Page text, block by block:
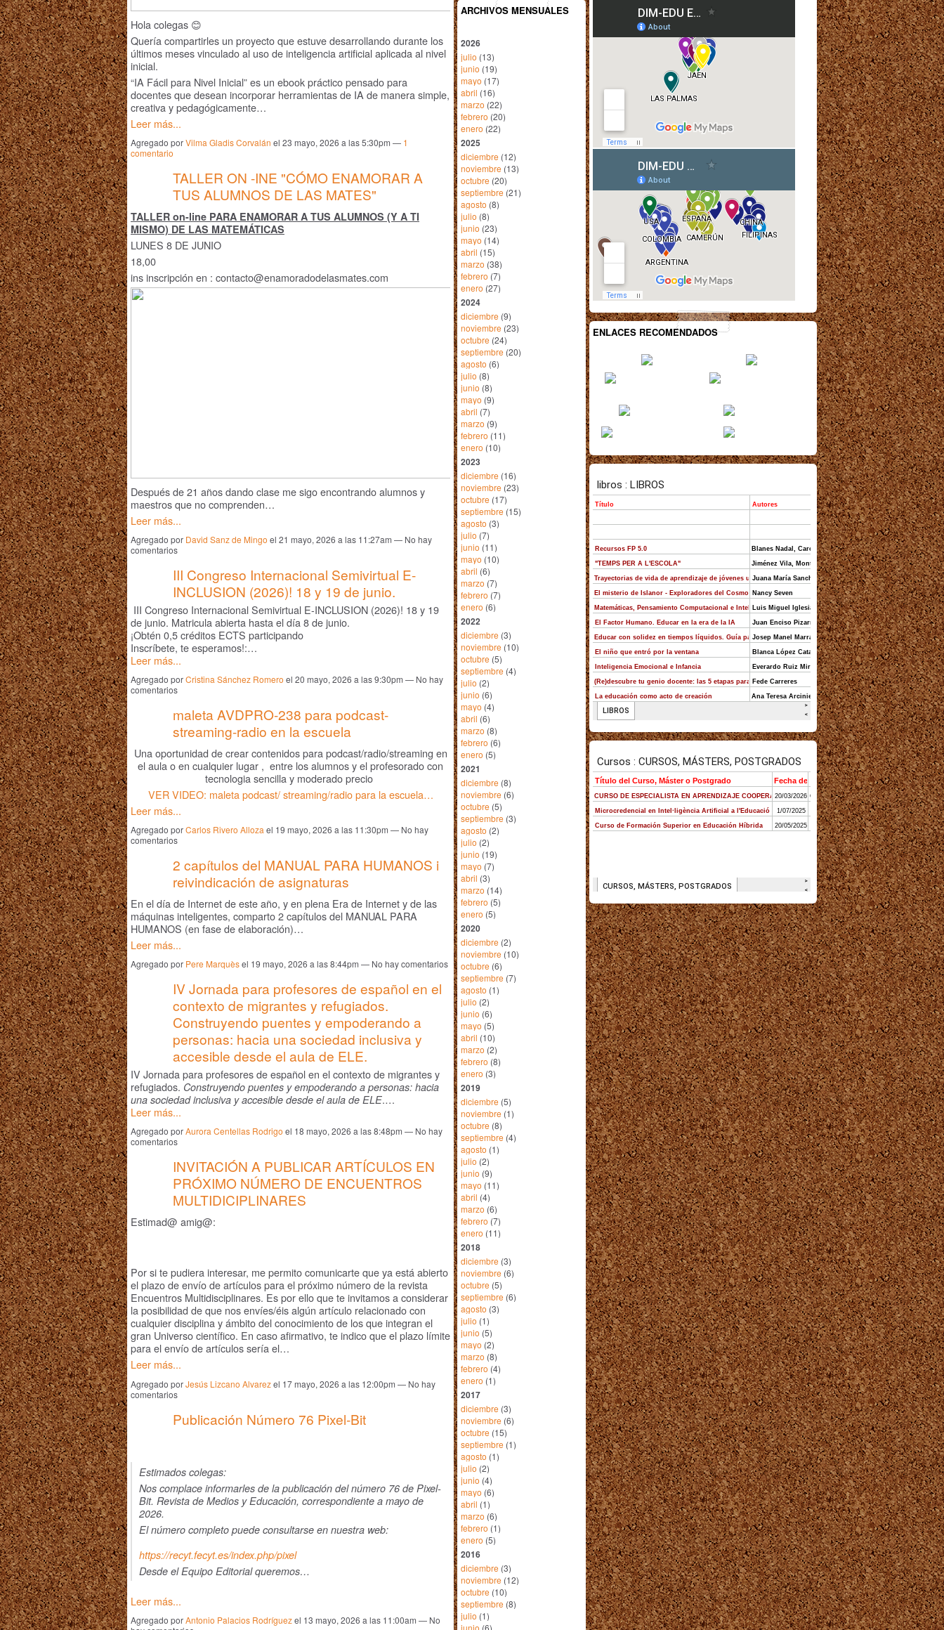
Hola colegas 😊
Quería compartirles un proyecto que estuve desarrollando durante los
últimos meses vinculado al uso de inteligencia artificial aplicada al nivel
inicial.
“IA Fácil para Nivel Inicial” es un ebook práctico pensado para
docentes que desean incorporar herramientas de IA de manera simple,
creativa y pedagógicamente…
Leer más...
Agregado porVilma Gladis Corvalán el 23 mayo, 2026 a las 5:30pm — 1
comentario
TALLER ON -INE "CÓMO ENAMORAR A
TUS ALUMNOS DE LAS MATES"
TALLER on-line PARA ENAMORAR A TUS ALUMNOS (Y A TI
MISMO) DE LAS MATEMÁTICAS
LUNES 8 DE JUNIO
18,00
insinscripción en : contacto@enamoradodelasmates.com
Después de 21 años dando clase me sigo encontrando alumnos y
maestros que no comprenden…
Leer más...
Agregado por David Sanz de Mingo el 21 mayo, 2026 a las 11:27am — No hay
comentarios
III Congreso Internacional Semivirtual E-
INCLUSION (2026)! 18 y 19 de junio.
III Congreso Internacional Semivirtual E-INCLUSION (2026)! 18 y 19
de junio. Matricula abierta hasta el día 8 de junio.
¡Obtén 0,5 créditos ECTS participando
Inscríbete, te esperamos!:…
Leer más...
Agregado porCristina Sánchez Romero el 20 mayo, 2026 a las 9:30pm — No hay
comentarios
maleta AVDPRO-238 para podcast-
streaming-radio en la escuela
Una oportunidad de crear contenidos para podcast/radio/streaming en
el aula o en cualquier lugar , entre los alumnos y el profesorado con
tecnologia sencilla y moderado precio
VER VIDEO: maleta podcast/ streaming/radio para la escuela…
Leer más...
Agregado porCarlos Rivero Alloza el 19 mayo, 2026 a las 11:30pm — No hay
comentarios
2 capítulos del MANUAL PARA HUMANOS i
reivindicación de asignaturas
En el día de Internet de este año, y en plena Era de Internet y de las
máquinas inteligentes, comparto 2 capítulos del MANUAL PARA
HUMANOS (en fase de elaboración)…
Leer más...
Agregado por Pere Marquèsel 19 mayo, 2026 a las 8:44pm — No hay comentarios
IV Jornada para profesores de español en el
contexto de migrantes y refugiados.
Construyendo puentes y empoderando a
personas: hacia una sociedad inclusiva y
accesible desde el aula de ELE.
IV Jornada para profesores de español en el contexto de migrantes y
refugiados. Construyendo puentes y empoderando a personas: hacia
una sociedad inclusiva y accesible desde el aula de ELE.…
Leer más...
Agregado porAurora Centellas Rodrigo el 18 mayo, 2026 a las 8:48pm — No hay
comentarios
INVITACIÓN A PUBLICAR ARTÍCULOS EN
PRÓXIMO NÚMERO DE ENCUENTROS
MULTIDICIPLINARES
Estimad@ amig@:
Por si te pudiera interesar, me permito comunicarte que ya está abierto
el plazo de envío de artículos para el próximo número de la revista
Encuentros Multidisciplinares. Es por ello que te invitamos a considerar
la posibilidad de que nos envíes/éis algún artículo relacionado con
cualquier disciplina y ámbito del conocimiento de los que integran el
gran Universo científico. En caso afirmativo, te indico que el plazo límite
para el envío de artículos sería el…
Leer más...
Agregado porJesús Lizcano Alvarezel 17 mayo, 2026 a las 12:00pm — No hay
comentarios
Publicación Número 76 Pixel-Bit
Estimados colegas:
Nos complace informarles de la publicación del número 76 de Pixel-
Bit. Revista de Medios y Educación, correspondiente a mayo de
2026.
El número completo puede consultarse en nuestra web:
https://recyt.fecyt.es/index.php/pixel
Desde el Equipo Editorial queremos…
Leer más...
Agregado porAntonio Palacios Rodríguezel 13 mayo, 2026 a las 11:00am — No
ARCHIVOS MENSUALES
2026
julio (13)
junio (19)
mayo (17)
abril (16)
marzo (22)
febrero (20)
enero (22)
2025
diciembre (12)
noviembre (13)
octubre (20)
septiembre (21)
agosto (8)
julio (8)
junio (23)
mayo (14)
abril (15)
marzo (38)
febrero (7)
enero (27)
2024
diciembre (9)
noviembre (23)
octubre (24)
septiembre (20)
agosto (6)
julio (8)
junio (8)
mayo (9)
abril (7)
marzo (9)
febrero (11)
enero (10)
2023
diciembre (16)
noviembre (23)
octubre (17)
septiembre (15)
agosto (3)
julio (7)
junio (11)
mayo (10)
abril (6)
marzo (7)
febrero (7)
enero (6)
2022
diciembre (3)
noviembre (10)
octubre (5)
septiembre (4)
julio (2)
junio (6)
mayo (4)
abril (6)
marzo (8)
febrero (6)
enero (5)
2021
diciembre (8)
noviembre (6)
octubre (5)
septiembre (3)
agosto (2)
julio (2)
junio (19)
mayo (7)
abril (3)
marzo (14)
febrero (5)
enero (5)
2020
diciembre (2)
noviembre (10)
octubre (6)
septiembre (7)
agosto (1)
julio (2)
junio (6)
mayo (5)
abril (10)
marzo (2)
febrero (8)
enero (3)
2019
diciembre (5)
noviembre (1)
octubre (8)
septiembre (4)
agosto (1)
julio (2)
junio (9)
mayo (11)
abril (4)
marzo (6)
febrero (7)
enero (11)
2018
diciembre (3)
noviembre (6)
octubre (5)
septiembre (6)
agosto (3)
julio (1)
junio (5)
mayo (2)
marzo (8)
febrero (4)
enero (1)
2017
diciembre (3)
noviembre (6)
octubre (15)
septiembre (1)
agosto (1)
julio (2)
junio (4)
mayo (6)
abril (1)
marzo (6)
febrero (1)
enero (5)
2016
diciembre (3)
noviembre (12)
octubre (10)
septiembre (8)
julio (1)
junio (6)
ENLACES RECOMENDADOS